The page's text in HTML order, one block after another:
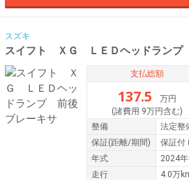
スズキ
スイフト ＸＧ ＬＥＤヘッドランプ
支払総額
137.5
万円
(諸費用 9万円含む)
整備
法定整
保証(距離/期間) 保証付
年式
2024
走行
4.0万